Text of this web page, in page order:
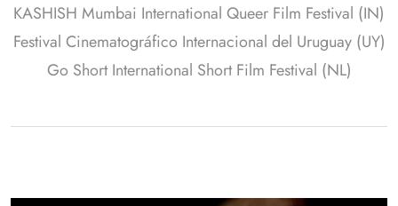
KASHISH Mumbai International Queer Film Festival (IN)
Festival Cinematográfico Internacional del Uruguay (UY)
Go Short International Short Film Festival (NL)